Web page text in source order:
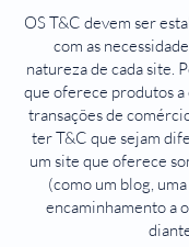
OS T&C devem ser
com as
natureza de cada site.
que oferece produtos
transações de
ter T&C que sejam
um site que oferece
(como um blog,
encaminhamento a